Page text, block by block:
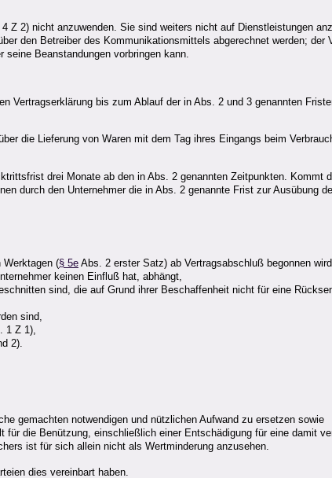
Z 2) nicht anzuwenden. Sie sind weiters nicht auf Dienstleistungen
den Betreiber des Kommunikationsmittels abgerechnet werden; der
Beanstandungen vorbringen kann.
Vertragserklärung bis zum Ablauf der in Abs. 2 und 3 genannten
die Lieferung von Waren mit dem Tag ihres Eingangs beim
drei Monate ab den in Abs. 2 genannten Zeitpunkten. Kommt
durch den Unternehmer die in Abs. 2 genannte Frist zur Ausübung
Werktagen (§ 5e Abs. 2 erster Satz) ab Vertragsabschluß begonnen
keinen Einfluß hat, abhängt,
sind, die auf Grund ihrer Beschaffenheit nicht für eine
sind,
1 Z 1),
2).
gemachten notwendigen und nützlichen Aufwand zu ersetzen sowie
die Benützung, einschließlich einer Entschädigung für eine damit
ist für sich allein nicht als Wertminderung anzusehen.
dies vereinbart haben.